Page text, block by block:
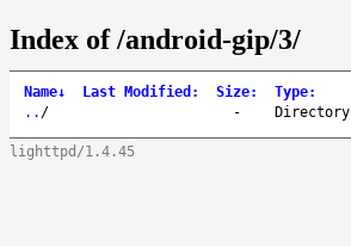
Index of /android-gip/3/
Name↓ Last Modified : Size: Type:
.. / - Directory
lighttpd/1.4.45